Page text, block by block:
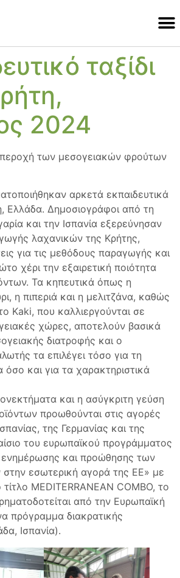
ταξίδι
2024
των μεσογειακών φρούτων
αρκετά εκπαιδευτικά
Ελλάδα. Δημοσιογράφοι από τη
και την Ισπανία εξερεύνησαν
λαχανικών της Κρήτης,
για τις μεθόδους παραγωγής και
χέρι την εξαιρετική ποιότητα
Τα κηπευτικά όπως η
η πιπεριά και η μελιτζάνα, καθώς
Kaki, που καλλιεργούνται σε
χώρες, αποτελούν βασικά
διατροφής και ο
τα επιλέγει τόσο για τη
όσο και για τα χαρακτηριστικά
και η ασύγκριτη γεύση
προωθούνται στις αγορές
της Γερμανίας και της
του ευρωπαϊκού προγράμματος
ενημέρωσης και προώθησης των
εσωτερική αγορά της ΕΕ» με
MEDITERRANEAN COMBO, το
από την Ευρωπαϊκή
πρόγραμμα διακρατικής
Ισπανία).